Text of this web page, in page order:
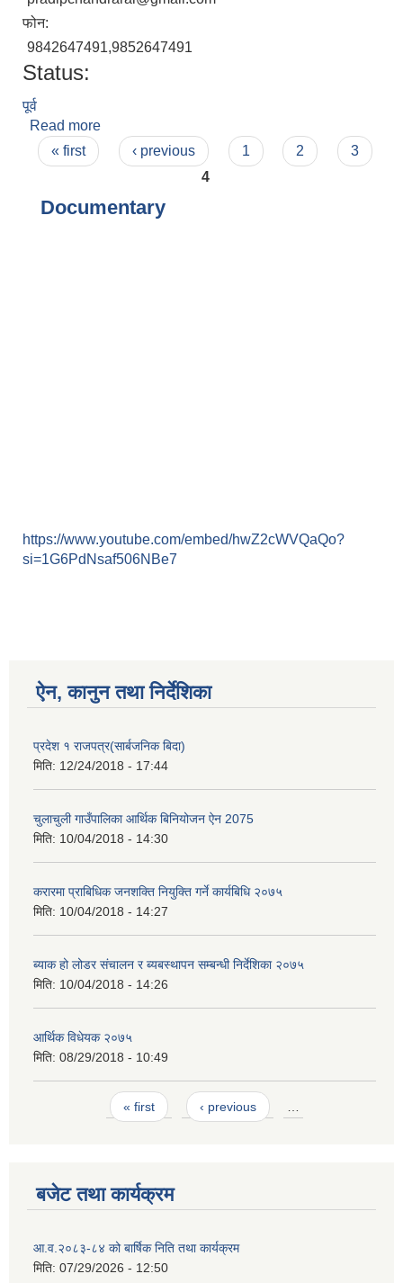
फोन:
9842647491,9852647491
Status:
पूर्व
Read more
Pages
« first ‹ previous 1 2
3
4
Documentary
https://www.youtube.com/embed/hwZ2cWVQaQo?
si=1G6PdNsaf506NBe7
ऐन, कानुन तथा निर्देशिका
प्रदेश १ राजपत्र(सार्बजनिक बिदा)
मिति: 12/24/2018 - 17:44
चुलाचुली गाउँपालिका आर्थिक बिनियोजन ऐन 2075
मिति: 10/04/2018 - 14:30
करारमा प्राबिधिक जनशक्ति नियुक्ति गर्ने कार्यबिधि २०७५
मिति: 10/04/2018 - 14:27
ब्याक हो लोडर संचालन र ब्यबस्थापन सम्बन्धी निर्देशिका २०७५
मिति: 10/04/2018 - 14:26
आर्थिक विधेयक २०७५
मिति: 08/29/2018 - 10:49
« first ‹ previous
बजेट तथा कार्यक्रम
आ.व.२०८३-८४ को बार्षिक निति तथा कार्यक्रम
मिति: 07/29/2026 - 12:50